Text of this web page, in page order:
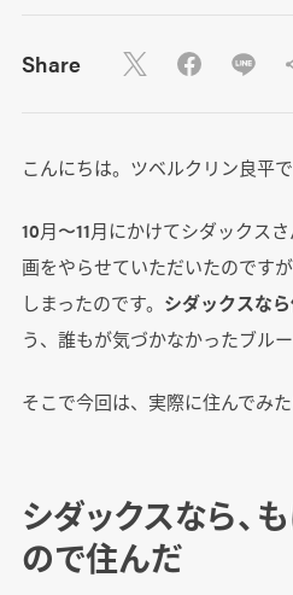
Share
こんにちは。ツベルクリン良平で
10月〜11月にかけてシダックス
画をやらせていただいたのです
しまったのです。 シダックスな
う、誰もが気づかなかったブルー
そこで今回は、実際に住んでみた
シダックスなら、
ので住んだ